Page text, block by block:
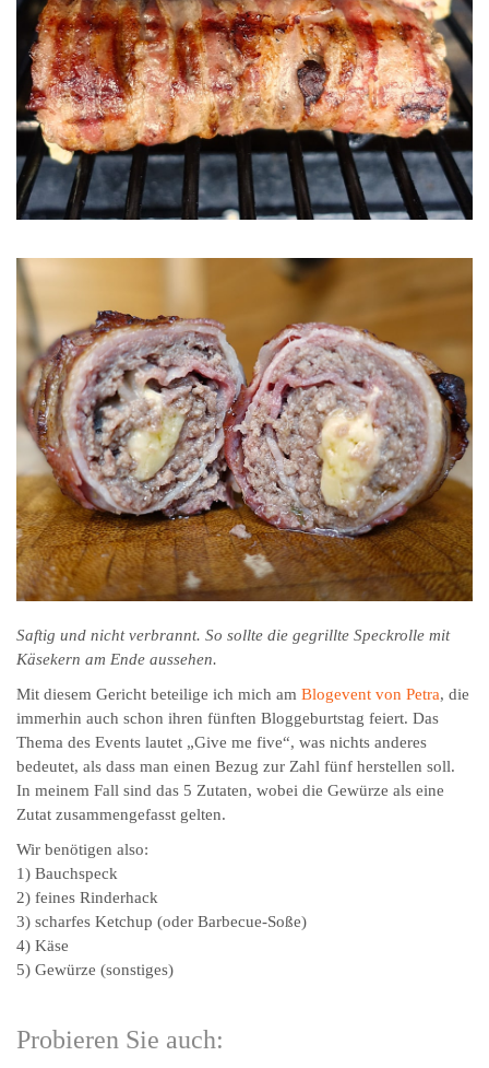
Saftig und nicht verbrannt. So sollte die gegrillte Speckrolle mit
Käsekern am Ende aussehen.
Mit diesem Gericht beteilige ich mich am Blogevent von Petra, die
immerhin auch schon ihren fünften Bloggeburtstag feiert. Das
Thema des Events lautet „Give me five“, was nichts anderes
bedeutet, als dass man einen Bezug zur Zahl fünf herstellen soll.
In meinem Fall sind das 5 Zutaten, wobei die Gewürze als eine
Zutat zusammengefasst gelten.
Wir benötigen also:
1) Bauchspeck
2) feines Rinderhack
3) scharfes Ketchup (oder Barbecue-Soße)
4) Käse
5) Gewürze (sonstiges)
Probieren Sie auch: